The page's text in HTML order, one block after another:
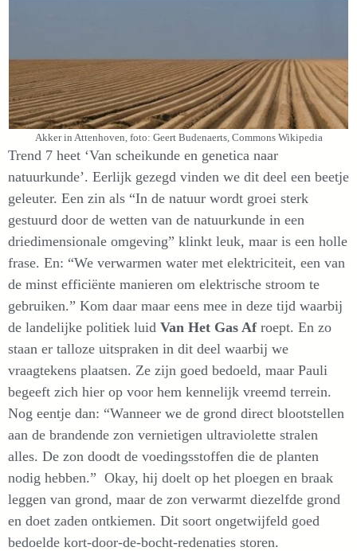
Akker in Attenhoven, foto: Geert Budenaerts, Commons Wikipedia
Trend 7 heet ‘Van scheikunde en genetica naar
natuurkunde’. Eerlijk gezegd vinden we dit deel een beetje
geleuter. Een zin als “In de natuur wordt groei sterk
gestuurd door de wetten van de natuurkunde in een
driedimensionale omgeving” klinkt leuk, maar is een holle
frase. En: “We verwarmen water met elektriciteit, een van
de minst efficiënte manieren om elektrische stroom te
gebruiken.” Kom daar maar eens mee in deze tijd waarbij
de landelijke politiek luid Van Het Gas Afroept. En zo
staan er talloze uitspraken in dit deel waarbij we
vraagtekens plaatsen. Ze zijn goed bedoeld, maar Pauli
begeeft zich hier op voor hem kennelijk vreemd terrein.
Nog eentje dan: “Wanneer we de grond direct blootstellen
aan de brandende zon vernietigen ultraviolette stralen
alles. De zon doodt de voedingsstoffen die de planten
nodig hebben.” Okay, hij doelt op het ploegen en braak
leggen van grond, maar de zon verwarmt diezelfde grond
en doet zaden ontkiemen. Dit soort ongetwijfeld goed
bedoelde kort-door-de-bocht-redenaties storen.